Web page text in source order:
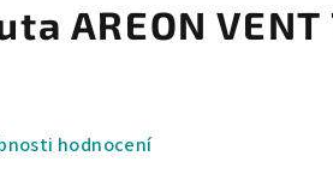
AREON VENT
hodnocení